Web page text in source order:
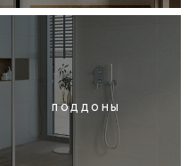
ПОДДОНЫ